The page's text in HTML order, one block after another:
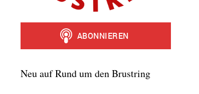
Neu auf Rund um den Brustring